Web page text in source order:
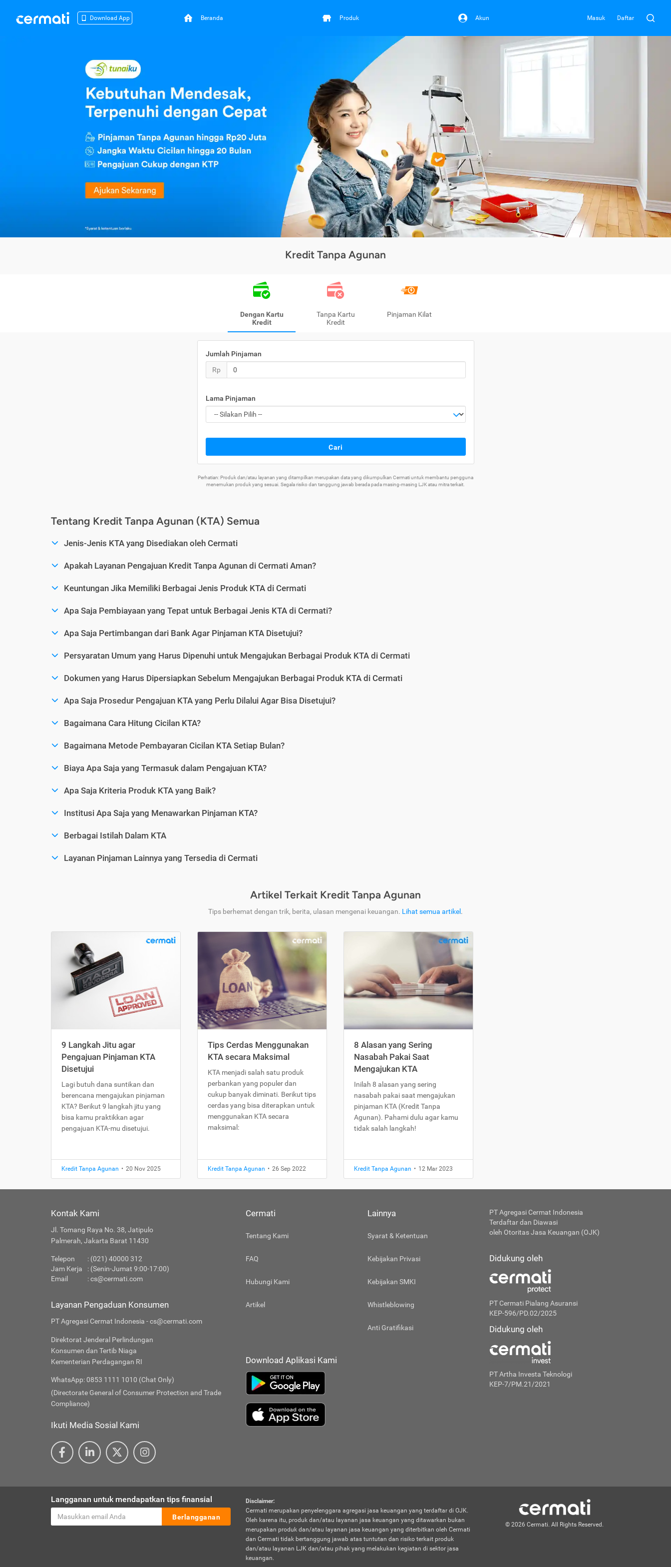
Download App Beranda Produk Akun Masuk Daftar
Kredit Tanpa Agunan
Dengan Kartu
Kredit
Tanpa Kartu
Kredit
Pinjaman Kilat
Jumlah Pinjaman
Rp
Lama Pinjaman
Cari
Perhatian: Produk dan/atau layanan yang ditampilkan merupakan data yang dikumpulkan Cermati untuk membantu pengguna
menemukan produk yang sesuai. Segala risiko dan tanggung jawab berada pada masing-masing LJK atau mitra terkait.
Tentang Kredit Tanpa Agunan (KTA) Semua
Jenis-Jenis KTA yang Disediakan oleh Cermati
Apakah Layanan Pengajuan Kredit Tanpa Agunan di Cermati Aman?
Keuntungan Jika Memiliki Berbagai Jenis Produk KTA di Cermati
Apa Saja Pembiayaan yang Tepat untuk Berbagai Jenis KTA di Cermati?
Apa Saja Pertimbangan dari Bank Agar Pinjaman KTA Disetujui?
Persyaratan Umum yang Harus Dipenuhi untuk Mengajukan Berbagai Produk KTA di Cermati
Dokumen yang Harus Dipersiapkan Sebelum Mengajukan Berbagai Produk KTA di Cermati
Apa Saja Prosedur Pengajuan KTA yang Perlu Dilalui Agar Bisa Disetujui?
Bagaimana Cara Hitung Cicilan KTA?
Bagaimana Metode Pembayaran Cicilan KTA Setiap Bulan?
Biaya Apa Saja yang Termasuk dalam Pengajuan KTA?
Apa Saja Kriteria Produk KTA yang Baik?
Institusi Apa Saja yang Menawarkan Pinjaman KTA?
Berbagai Istilah Dalam KTA
Layanan Pinjaman Lainnya yang Tersedia di Cermati
Artikel Terkait Kredit Tanpa Agunan
Tips berhemat dengan trik, berita, ulasan mengenai keuangan. Lihat semua artikel .
9 Langkah Jitu agar
Pengajuan Pinjaman KTA
Disetujui
Lagi butuh dana suntikan dan
berencana mengajukan pinjaman
KTA? Berikut 9 langkah jitu yang
bisa kamu praktikkan agar
pengajuan KTA-mu disetujui.
Kredit Tanpa Agunan • 20 Nov 2025
Tips Cerdas Menggunakan
KTA secara Maksimal
KTA menjadi salah satu produk
perbankan yang populer dan
cukup banyak diminati. Berikut tips
cerdas yang bisa diterapkan untuk
menggunakan KTA secara
maksimal:
Kredit Tanpa Agunan • 26 Sep 2022
8 Alasan yang Sering
Nasabah Pakai Saat
Mengajukan KTA
Inilah 8 alasan yang sering
nasabah pakai saat mengajukan
pinjaman KTA (Kredit Tanpa
Agunan). Pahami dulu agar kamu
tidak salah langkah!
Kredit Tanpa Agunan • 12 Mar 2023
Kontak Kami
Jl. Tomang Raya No. 38, Jatipulo
Palmerah, Jakarta Barat 11430
Telepon
: (021) 40000 312
Jam Kerja
: (Senin-Jumat 9:00-17:00)
Email
:cs@cermati.com
Layanan Pengaduan Konsumen
PT Agregasi Cermat Indonesia - cs@cermati.com
Direktorat Jenderal Perlindungan
Konsumen dan Tertib Niaga
Kementerian Perdagangan RI
WhatsApp: 0853 1111 1010 (Chat Only)
(Directorate General of Consumer Protection and Trade
Compliance)
Ikuti Media Sosial Kami
Cermati
Tentang Kami
FAQ
Hubungi Kami
Artikel
Lainnya
Syarat & Ketentuan
Kebijakan Privasi
Kebijakan SMKI
Whistleblowing
Anti Gratifikasi
Download Aplikasi Kami
PT Agregasi Cermat Indonesia
Terdaftar dan Diawasi
oleh Otoritas Jasa Keuangan (OJK)
Didukung oleh
PT Cermati Pialang Asuransi
KEP-596/PD.02/2025
Didukung oleh
PT Artha Investa Teknologi
KEP-7/PM.21/2021
Langganan untuk mendapatkan tips finansial
Berlangganan
Disclaimer:
Cermati merupakan penyelenggara agregasi jasa keuangan yang terdaftar di OJK.
Oleh karena itu, produk dan/atau layanan jasa keuangan yang ditawarkan bukan
merupakan produk dan/atau layanan jasa keuangan yang diterbitkan oleh Cermati
dan Cermati tidak bertanggung jawab atas tuntutan dan risiko terkait produk
dan/atau layanan LJK dan/atau pihak yang melakukan kegiatan di sektor jasa
keuangan.
© 2026 Cermati. All Rights Reserved.